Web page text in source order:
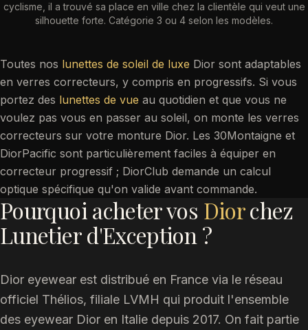
cyclisme, il a trouvé sa place en ville chez la clientèle qui veut une
silhouette forte. Catégorie 3 ou 4 selon les modèles.
Toutes nos lunettes de soleil de luxe Dior sont adaptables
en verres correcteurs, y compris en progressifs. Si vous
portez des lunettes de vue au quotidien et que vous ne
voulez pas vous en passer au soleil, on monte les verres
correcteurs sur votre monture Dior. Les 30Montaigne et
DiorPacific sont particulièrement faciles à équiper en
correcteur progressif ; DiorClub demande un calcul
optique spécifique qu'on valide avant commande.
Pourquoi acheter vos Diorchez
Lunetier d'Exception ?
Dior eyewear est distribué en France via le réseau
officiel Thélios, filiale LVMH qui produit l'ensemble
des eyewear Dior en Italie depuis 2017. On fait partie